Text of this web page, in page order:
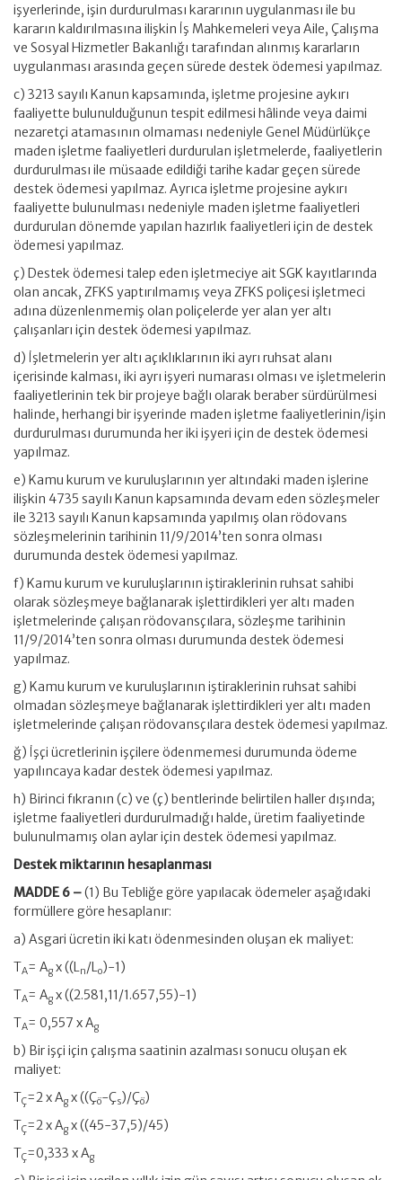
işyerlerinde, işin durdurulması kararının uygulanması ile bu
kararın kaldırılmasına ilişkin İş Mahkemeleri veya Aile, Çalışma
ve Sosyal Hizmetler Bakanlığı tarafından alınmış kararların
uygulanması arasında geçen sürede destek ödemesi yapılmaz.
c) 3213 sayılı Kanun kapsamında, işletme projesine aykırı
faaliyette bulunulduğunun tespit edilmesi hâlinde veya daimi
nezaretçi atamasının olmaması nedeniyle Genel Müdürlükçe
maden işletme faaliyetleri durdurulan işletmelerde, faaliyetlerin
durdurulması ile müsaade edildiği tarihe kadar geçen sürede
destek ödemesi yapılmaz. Ayrıca işletme projesine aykırı
faaliyette bulunulması nedeniyle maden işletme faaliyetleri
durdurulan dönemde yapılan hazırlık faaliyetleri için de destek
ödemesi yapılmaz.
ç) Destek ödemesi talep eden işletmeciye ait SGK kayıtlarında
olan ancak, ZFKS yaptırılmamış veya ZFKS poliçesi işletmeci
adına düzenlenmemiş olan poliçelerde yer alan yer altı
çalışanları için destek ödemesi yapılmaz.
d) İşletmelerin yer altı açıklıklarının iki ayrı ruhsat alanı
içerisinde kalması, iki ayrı işyeri numarası olması ve işletmelerin
faaliyetlerinin tek bir projeye bağlı olarak beraber sürdürülmesi
halinde, herhangi bir işyerinde maden işletme faaliyetlerinin/işin
durdurulması durumunda her iki işyeri için de destek ödemesi
yapılmaz.
e) Kamu kurum ve kuruluşlarının yer altındaki maden işlerine
ilişkin 4735 sayılı Kanun kapsamında devam eden sözleşmeler
ile 3213 sayılı Kanun kapsamında yapılmış olan rödovans
sözleşmelerinin tarihinin 11/9/2014’ten sonra olması
durumunda destek ödemesi yapılmaz.
f) Kamu kurum ve kuruluşlarının iştiraklerinin ruhsat sahibi
olarak sözleşmeye bağlanarak işlettirdikleri yer altı maden
işletmelerinde çalışan rödovansçılara, sözleşme tarihinin
11/9/2014’ten sonra olması durumunda destek ödemesi
yapılmaz.
g) Kamu kurum ve kuruluşlarının iştiraklerinin ruhsat sahibi
olmadan sözleşmeye bağlanarak işlettirdikleri yer altı maden
işletmelerinde çalışan rödovansçılara destek ödemesi yapılmaz.
ğ) İşçi ücretlerinin işçilere ödenmemesi durumunda ödeme
yapılıncaya kadar destek ödemesi yapılmaz.
h) Birinci fıkranın (c) ve (ç) bentlerinde belirtilen haller dışında;
işletme faaliyetleri durdurulmadığı halde, üretim faaliyetinde
bulunulmamış olan aylar için destek ödemesi yapılmaz.
Destek miktarının hesaplanması
MADDE 6 –(1) Bu Tebliğe göre yapılacak ödemeler aşağıdaki
formüllere göre hesaplanır:
a) Asgari ücretin iki katı ödenmesinden oluşan ek maliyet:
TA= Ag x ((Ln/Lo)-1)
TA= Ag x ((2.581,11/1.657,55)-1)
TA= 0,557 x Ag
b) Bir işçi için çalışma saatinin azalması sonucu oluşan ek
maliyet:
TÇ=2 x Ag x ((Çö-Çs)/Çö)
TÇ=2 x Ag x ((45-37,5)/45)
TÇ=0,333 x Ag